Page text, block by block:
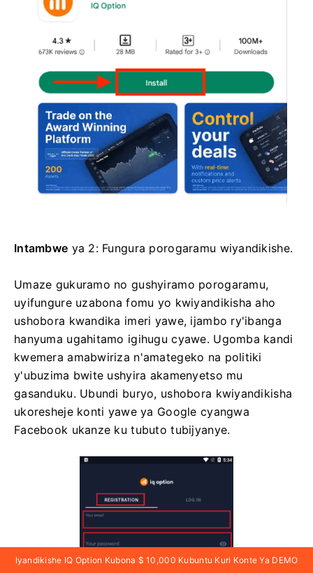
Intambwe ya 2: Fungura porogaramu wiyandikishe.
Umaze gukuramo no gushyiramo porogaramu,
uyifungure uzabona fomu yo kwiyandikisha aho
ushobora kwandika imeri yawe, ijambo ry'ibanga
hanyuma ugahitamo igihugu cyawe. Ugomba kandi
kwemera amabwiriza n'amategeko na politiki
y'ubuzima bwite ushyira akamenyetso mu
gasanduku. Ubundi buryo, ushobora kwiyandikisha
ukoresheje konti yawe ya Google cyangwa
Facebook ukanze ku tubuto tubijyanye.
Iyandikishe IQ Option Kubona $ 10,000 Kubuntu Kuri Konte Ya DEMO